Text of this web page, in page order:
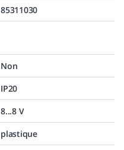
85311030
Non
IP20
8...8 V
plastique